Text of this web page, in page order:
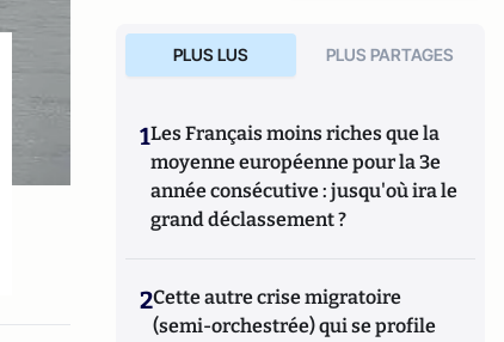
PLUS LUS PLUS PARTAGES
1Les Français moins riches que la
moyenne européenne pour la 3e
année consécutive : jusqu'où ira le
grand déclassement ?
2Cette autre crise migratoire
(semi-orchestrée) qui se profile